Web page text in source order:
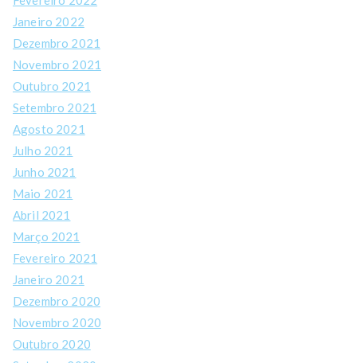
Janeiro 2022
Dezembro 2021
Novembro 2021
Outubro 2021
Setembro 2021
Agosto 2021
Julho 2021
Junho 2021
Maio 2021
Abril 2021
Março 2021
Fevereiro 2021
Janeiro 2021
Dezembro 2020
Novembro 2020
Outubro 2020